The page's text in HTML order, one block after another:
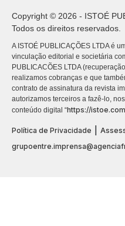
Copyright © 2026 - ISTOÉ
Todos os direitos reservados.
A ISTOÉ PUBLICAÇÕES LTDA é
vinculação editorial e societária
PUBLICACÕES LTDA
realizamos cobranças e que
contrato de assinatura da revista
autorizamos terceiros a fazê-lo,
conteúdo digital “https://
Política de Privacidade